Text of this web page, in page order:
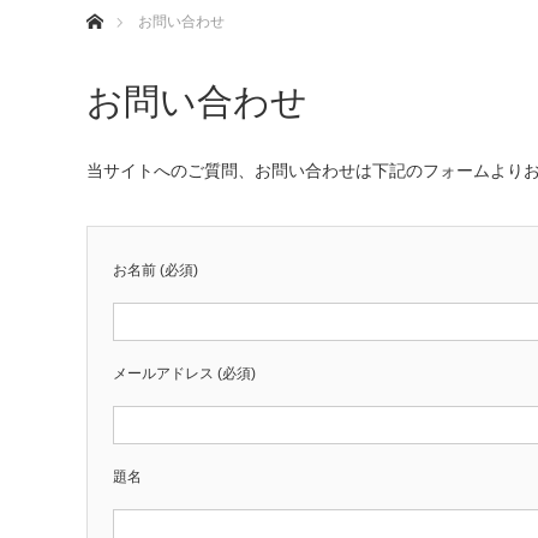
お問い合わせ
お問い合わせ
当サイトへのご質問、お問い合わせは下記のフォームよりお
お名前 (必須)
メールアドレス (必須)
題名